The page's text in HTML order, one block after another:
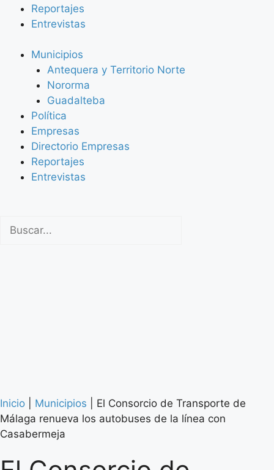
Reportajes
Entrevistas
Municipios
Antequera y Territorio Norte
Nororma
Guadalteba
Política
Empresas
Directorio Empresas
Reportajes
Entrevistas
Inicio Municipios
El Consorcio de Transporte de
Málaga renueva los autobuses de la línea con
Casabermeja